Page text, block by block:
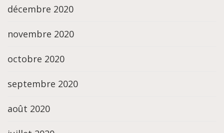
décembre 2020
novembre 2020
octobre 2020
septembre 2020
août 2020